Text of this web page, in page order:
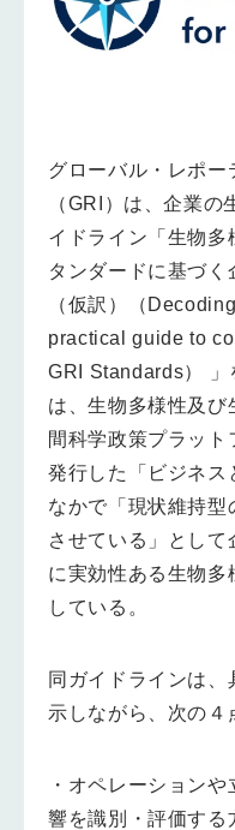
グローバル・レポ
（GRI）は、企業
イドライン「生物多
タンダードに基づ
（仮訳）（
practical guide to
GRI Standards） 」
は、生物多様性及
間科学政策プラッ
発行した「ビジネス
なかで「現状維持型
させている」とし
に実効性ある生物多
している。
同ガイドラインは
示しながら、次の４
・オペレーション
響を識別・評価する